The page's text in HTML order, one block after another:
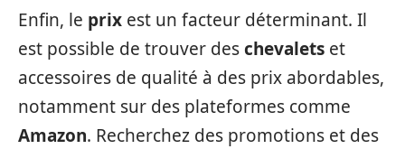
Enfin, le prix est un facteur déterminant. Il
est possible de trouver deschevalets et
accessoires de qualité à des prix abordables,
notamment sur des plateformes comme
Amazon. Recherchez des promotions et des